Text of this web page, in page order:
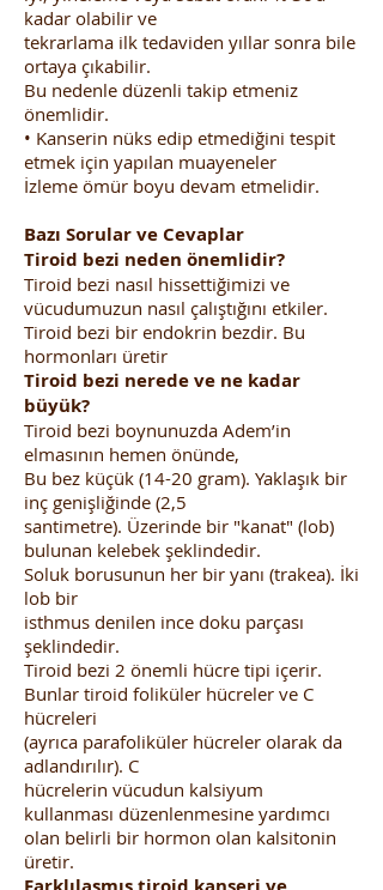
kadar olabilir ve
tekrarlama ilk tedaviden yıllar sonra bile
ortaya çıkabilir.
Bu nedenle düzenli takip etmeniz
önemlidir.
• Kanserin nüks edip etmediğini tespit
etmek için yapılan muayeneler
İzleme ömür boyu devam etmelidir.
Bazı Sorular ve Cevaplar
Tiroid bezi neden önemlidir?
Tiroid bezi nasıl hissettiğimizi ve
vücudumuzun nasıl çalıştığını etkiler.
Tiroid bezi bir endokrin bezdir. Bu
hormonları üretir
Tiroid bezi nerede ve ne kadar
büyük?
Tiroid bezi boynunuzda Adem’in
elmasının hemen önünde,
Bu bez küçük (14-20 gram). Yaklaşık bir
inç genişliğinde (2,5
santimetre). Üzerinde bir "kanat" (lob)
bulunan kelebek şeklindedir.
Soluk borusunun her bir yanı (trakea). İki
lob bir
isthmus denilen ince doku parçası
şeklindedir.
Tiroid bezi 2 önemli hücre tipi içerir.
Bunlar tiroid foliküler hücreler ve C
hücreleri
(ayrıca parafoliküler hücreler olarak da
adlandırılır). C
hücrelerin vücudun kalsiyum
kullanması düzenlenmesine yardımcı
olan belirli bir hormon olan kalsitonin
üretir.